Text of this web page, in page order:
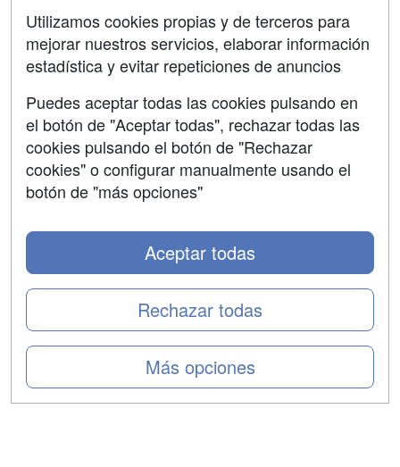
Contactar
Confidencialidad
Aviso legal
Copyleft
Utilizamos cookies propias y de terceros para
mejorar nuestros servicios, elaborar información
estadística y evitar repeticiones de anuncios
Puedes aceptar todas las cookies pulsando en
el botón de "Aceptar todas", rechazar todas las
cookies pulsando el botón de "Rechazar
cookies" o configurar manualmente usando el
botón de "más opciones"
Más opciones
Rechazar todas
Aceptar todas